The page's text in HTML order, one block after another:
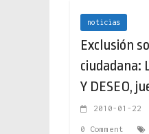
noticias
Exclusión
ciudadana:
Y DESEO,
2010-01-22
0 Comment